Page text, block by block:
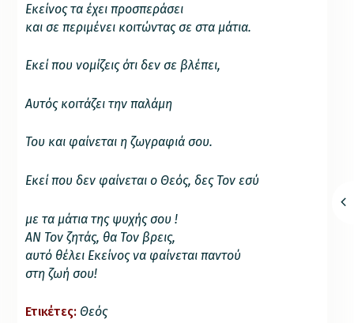
Εκείνος τα έχει προσπεράσει
και σε περιμένει κοιτώντας σε στα μάτια.
Εκεί που νομίζεις ότι δεν σε βλέπει,
Αυτός κοιτάζει την παλάμη
Του και φαίνεται η ζωγραφιά σου.
Εκεί που δεν φαίνεται ο Θεός, δες Τον εσύ
με τα μάτια της ψυχής σου !
ΑΝ Τον ζητάς, θα Τον βρεις,
αυτό θέλει Εκείνος να φαίνεται παντού
στη ζωή σου!
Ετικέτες: Θεός